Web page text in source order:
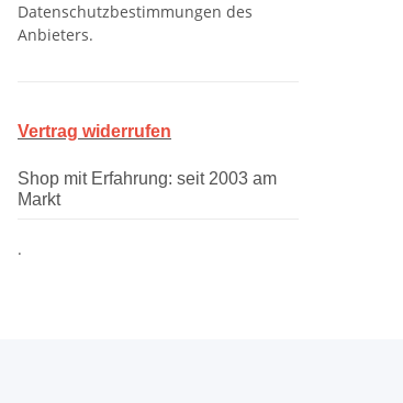
Datenschutzbestimmungen des
Anbieters.
Vertrag widerrufen
Shop mit Erfahrung: seit 2003 am
Markt
.